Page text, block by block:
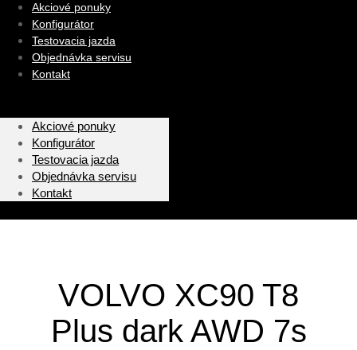
Akciové ponuky
Konfigurátor
Testovacia jazda
Objednávka servisu
Kontakt
Akciové ponuky
Konfigurátor
Testovacia jazda
Objednávka servisu
Kontakt
VOLVO XC90 T8
Plus dark AWD 7s